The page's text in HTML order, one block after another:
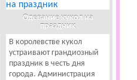
Одевание кукол на
праздник
В королевстве кукол
устраивают грандиозный
праздник в честь дня
города. Администрация